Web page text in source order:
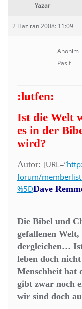
Yazar
2 Haziran 2008: 11:09
Anonim
Pasif
:lutfen:
Ist die Welt
es in der
wird?
Autor: [URL=”
forum/
%5DDave
Die Bibel und
gefallenen Welt,
dergleichen…
leben doch
Menschheit hat
gibt zwar noch
wir sind doch